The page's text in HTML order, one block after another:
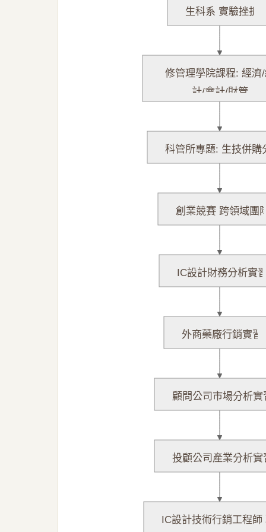
生科系 實驗挫折
修管理學院課程: 經濟
計/會計/財管
科管所專題: 生技併購
創業競賽 跨領域團隊
IC設計財務分析實習
外商藥廠行銷實習
顧問公司市場分析實
投顧公司產業分析實
IC設計技術行銷工程師